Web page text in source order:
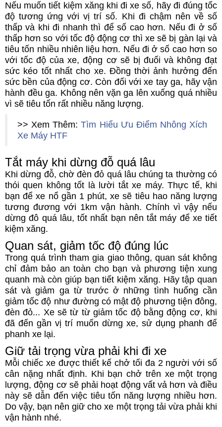
Nếu muốn tiết kiệm xăng khi đi xe số, hãy đi đúng tốc
độ tương ứng với vị trí số. Khi đi chậm nên về số
thấp và khi đi nhanh thì để số cao hơn. Nếu đi ở số
thấp hơn so với tốc độ động cơ thì xe sẽ bị gàn lại và
tiêu tốn nhiều nhiên liệu hơn. Nếu đi ở số cao hơn so
với tốc độ của xe, động cơ sẽ bị đuối và không đạt
sức kéo tốt nhất cho xe. Đồng thời ảnh hưởng đến
sức bền của động cơ. Còn đối với xe tay ga, hãy vận
hành đều ga. Không nên vặn ga lên xuống quá nhiều
vì sẽ tiêu tốn rất nhiều năng lượng.
>> Xem Thêm:Tìm Hiểu Ưu Điểm Nhông Xích
Xe Máy HTF
Tắt máy khi dừng đỗ quá lâu
Khi dừng đỗ, chờ đèn đỏ quá lâu chúng ta thường có
thói quen không tốt là lười tắt xe máy. Thực tế, khi
bạn để xe nổ gần 1 phút, xe sẽ tiêu hao năng lượng
tương đương với 1km vận hành. Chính vì vậy nếu
dừng đô quá lâu, tốt nhất bạn nên tắt máy để xe tiết
kiệm xăng.
Quan sát, giảm tốc độ đúng lúc
Trong quá trình tham gia giao thông, quan sát không
chỉ đảm bảo an toàn cho bạn và phương tiện xung
quanh mà còn giúp bạn tiết kiệm xăng. Hãy tập quan
sát và giảm ga từ trước ở những tình huống cần
giảm tốc độ như đường có mật độ phương tiện đông,
đèn đỏ... Xe sẽ từ từ giảm tốc độ bằng động cơ, khi
đã đến gần vị trí muốn dừng xe, sử dụng phanh để
phanh xe lại.
Giữ tải trọng vừa phải khi đi xe
Mỗi chiếc xe được thiết kế chở tối đa 2 người với số
cân nặng nhất định. Khi bạn chở trên xe một trọng
lượng, động cơ sẽ phải hoạt động vất vả hơn và điều
này sẽ dẫn đến việc tiêu tốn năng lượng nhiều hơn.
Do vậy, bạn nên giữ cho xe một trọng tải vừa phải khi
vận hành nhé.